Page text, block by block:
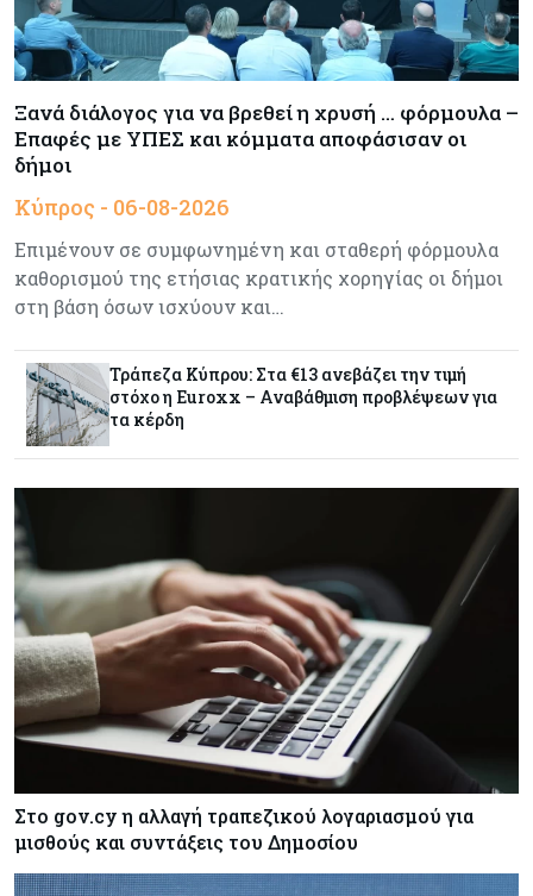
Κύπρος 05-08-2026
Κλιμακώνουν τις κινητοποιήσεις οι
κτηνοτρόφοι – Απέκλεισαν το Επαρχιακό
Κτηνιατρικό Γραφείο Λάρνακας
Κόσμος
Πύραυλος εκτός ελέγχου της SpaceX εκτιμάται
ότι συνετρίβη στη Σελήνη
Με γαλλική σφραγίδα το καλώδιο Ελλάδας –
Κύπρου, με ποσοστό πάνω από 50% μπαίνει η
Meridiam
Επιτόκια: Μεγάλες αποκλίσεις από τράπεζα σε
Κόσμος 05-08-2026
Η Κίνα ξεκινά παγκόσμιο φορολογικό κυνήγι –
Ποιοι μπαίνουν στο στόχαστρο
Κόσμος 05-08-2026
Χρηματιστήρια: Οι δείκτες σε ιστορικά υψηλα –
Γιατί οι «Κασσάνδρες» βλέπουν «κλασική
φούσκα» και νέο κραχ;
Ενέργεια 05-08-2026
Ξανά διάλογος για να βρεθεί η χρυσή … φόρμουλα –
Επαφές με ΥΠΕΣ και κόμματα αποφάσισαν οι
δήμοι
Κύπρος - 06-08-2026
Επιμένουν σε συμφωνημένη και σταθερή φόρμουλα
καθορισμού της ετήσιας κρατικής χορηγίας οι δήμοι
στη βάση όσων ισχύουν και…
Τράπεζα Κύπρου: Στα €13 ανεβάζει την τιμή
στόχο η Euroxx – Αναβάθμιση προβλέψεων για
τα κέρδη
Στο gov.cy η αλλαγή τραπεζικού λογαριασμού για
μισθούς και συντάξεις του Δημοσίου